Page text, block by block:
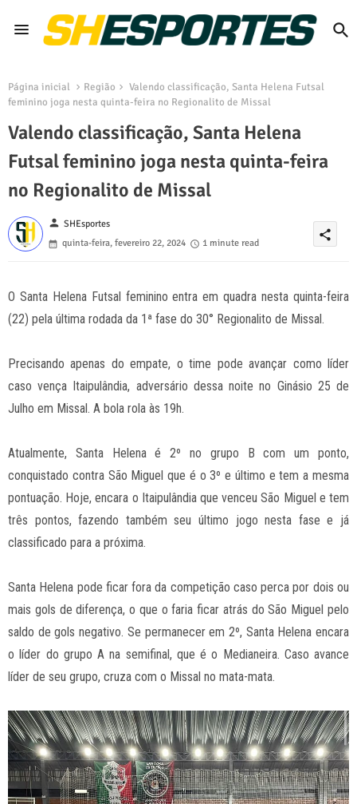
Página inicial Região
Valendo classificação, Santa Helena Futsal
feminino joga nesta quinta-feira no Regionalito de Missal
Valendo classificação, Santa Helena
Futsal feminino joga nesta quinta-feira
no Regionalito de Missal
person SHEsportes
quinta-feira, fevereiro 22, 2024
1 minute read
share
O Santa Helena Futsal feminino entra em quadra nesta quinta-feira
(22) pela última rodada da 1ª fase do 30° Regionalito de Missal.
Precisando apenas do empate, o time pode avançar como líder
caso vença Itaipulândia, adversário dessa noite no Ginásio 25 de
Julho em Missal. A bola rola às 19h.
Atualmente, Santa Helena é 2º no grupo B com um ponto,
conquistado contra São Miguel que é o 3º e último e tem a mesma
pontuação. Hoje, encara o Itaipulândia que venceu São Miguel e tem
três pontos, fazendo também seu último jogo nesta fase e já
classificado para a próxima.
Santa Helena pode ficar fora da competição caso perca por dois ou
mais gols de diferença, o que o faria ficar atrás do São Miguel pelo
saldo de gols negativo. Se permanecer em 2º, Santa Helena encara
o líder do grupo A na semifinal, que é o Medianeira. Caso avance
líder de seu grupo, cruza com o Missal no mata-mata.